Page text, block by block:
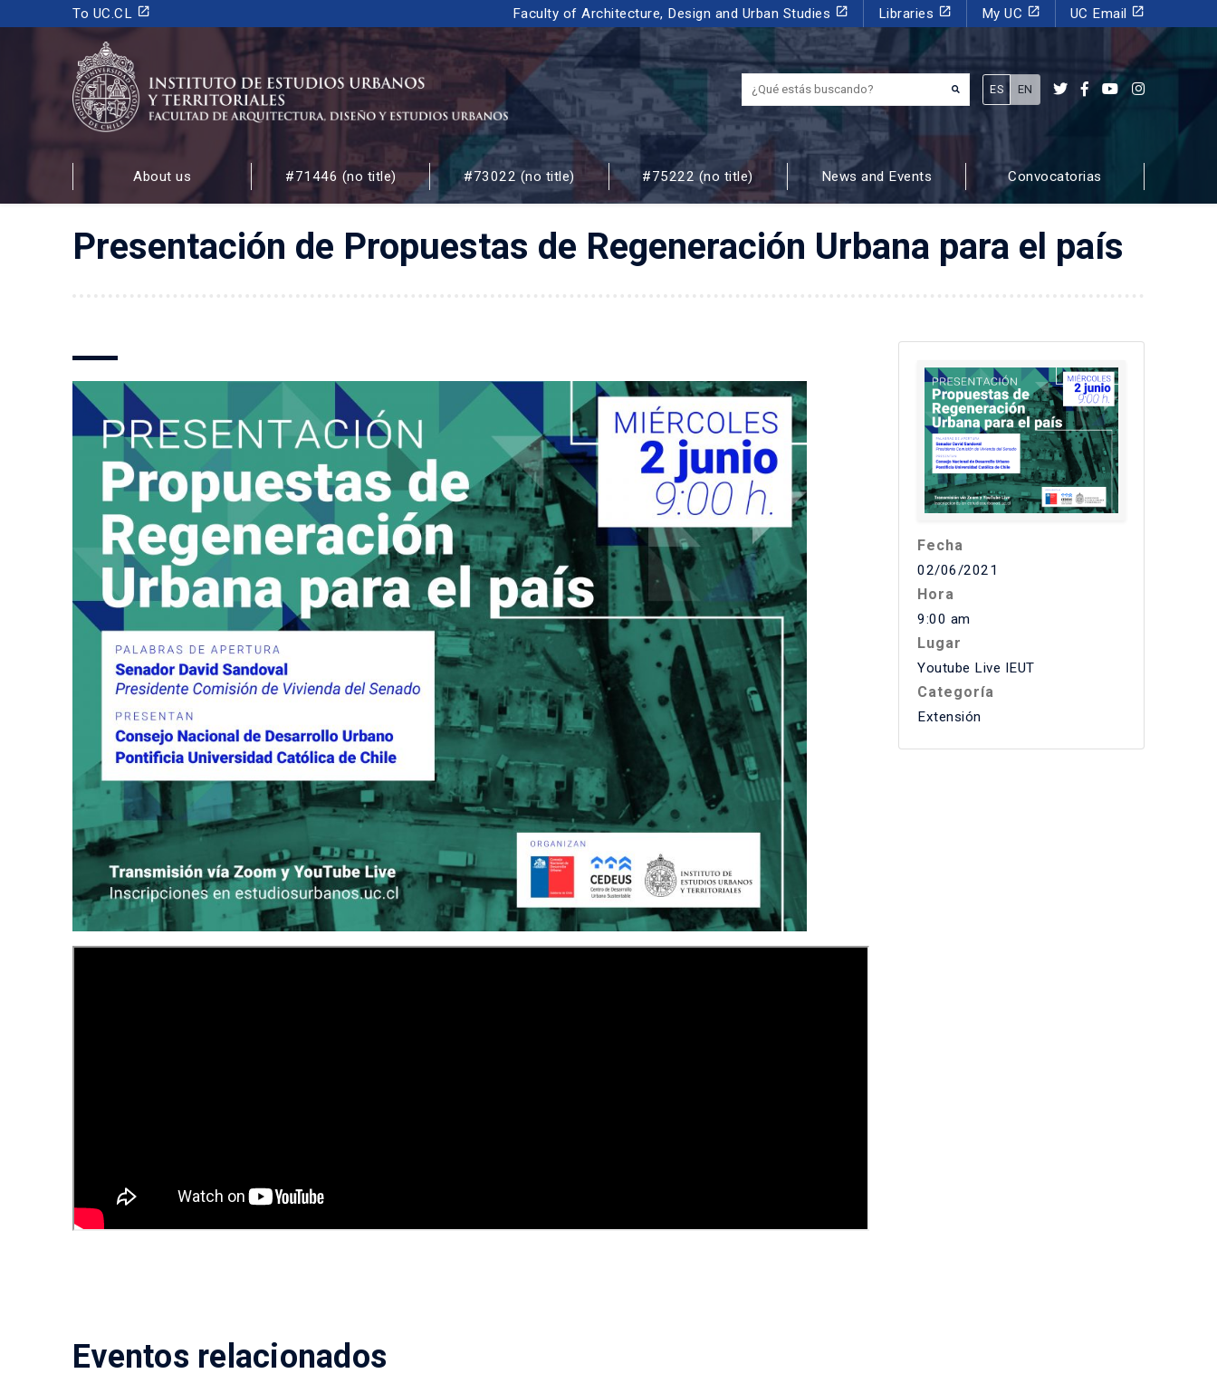
To UC.CL launch Faculty of Architecture, Design and Urban Studies launch Libraries launch My UC launch UC Email launch
INSTITUTO DE ESTUDIOS URBANOS
Y TERRITORIALES
FACULTAD DE ARQUITECTURA, DISEÑO Y ESTUDIOS URBANOS
¿Qué estás buscando?
ES EN
About us #71446 (no title) #73022 (no title) #75222 (no title) News and Events Convocatorias
Presentación de Propuestas de Regeneración Urbana para el país
Fecha
02/06/2021
Hora
9:00 am
Lugar
Youtube Live IEUT
Categoría
Extensión
Eventos relacionados